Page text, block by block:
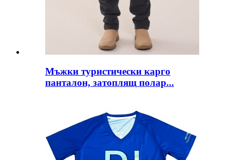
Мъжки туристически карго
панталон, затоплящ полар...